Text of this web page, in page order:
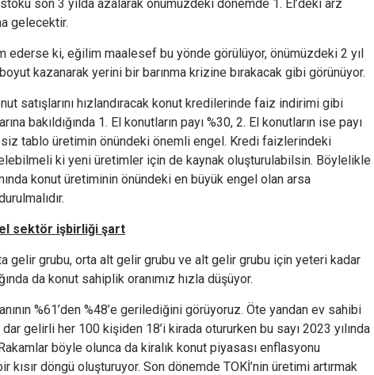
son 3 yılda azalarak önümüzdeki dönemde 1. El’deki arz
gelecektir.
ederse ki, eğilim maalesef bu yönde görülüyor, önümüzdeki 2 yıl
kazanarak yerini bir barınma krizine bırakacak gibi görünüyor.
satışlarını hızlandıracak konut kredilerinde faiz indirimi gibi
bakıldığında 1. El konutların payı %30, 2. El konutların ise payı
tablo üretimin önündeki önemli engel. Kredi faizlerindeki
ki yeni üretimler için de kaynak oluşturulabilsin. Böylelikle
konut üretiminin önündeki en büyük engel olan arsa
sektör işbirliği şart
gelir grubu, orta alt gelir grubu ve alt gelir grubu için yeteri kadar
da konut sahiplik oranımız hızla düşüyor.
%61’den %48’e gerilediğini görüyoruz. Öte yandan ev sahibi
gelirli her 100 kişiden 18’i kirada otururken bu sayı 2023 yılında
böyle olunca da kiralık konut piyasası enflasyonu
döngü oluşturuyor. Son dönemde TOKİ’nin üretimi artırmak